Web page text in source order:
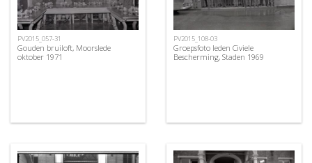
PV2015_057-31
Gouden bruiloft, Moorslede
oktober 1971
PV2015_108-03
Groepsfoto leden Civiele
Bescherming, Staden 1969